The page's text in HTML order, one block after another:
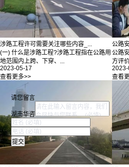
涉路工程许可需要关注哪些内容_...
(一) 什么是涉路工程?涉路工程指在公路用
地范围内上跨、下穿、...
2023-05-17
查看更多>>
公路
公路
方评
查看
请您留言
湖南华咨